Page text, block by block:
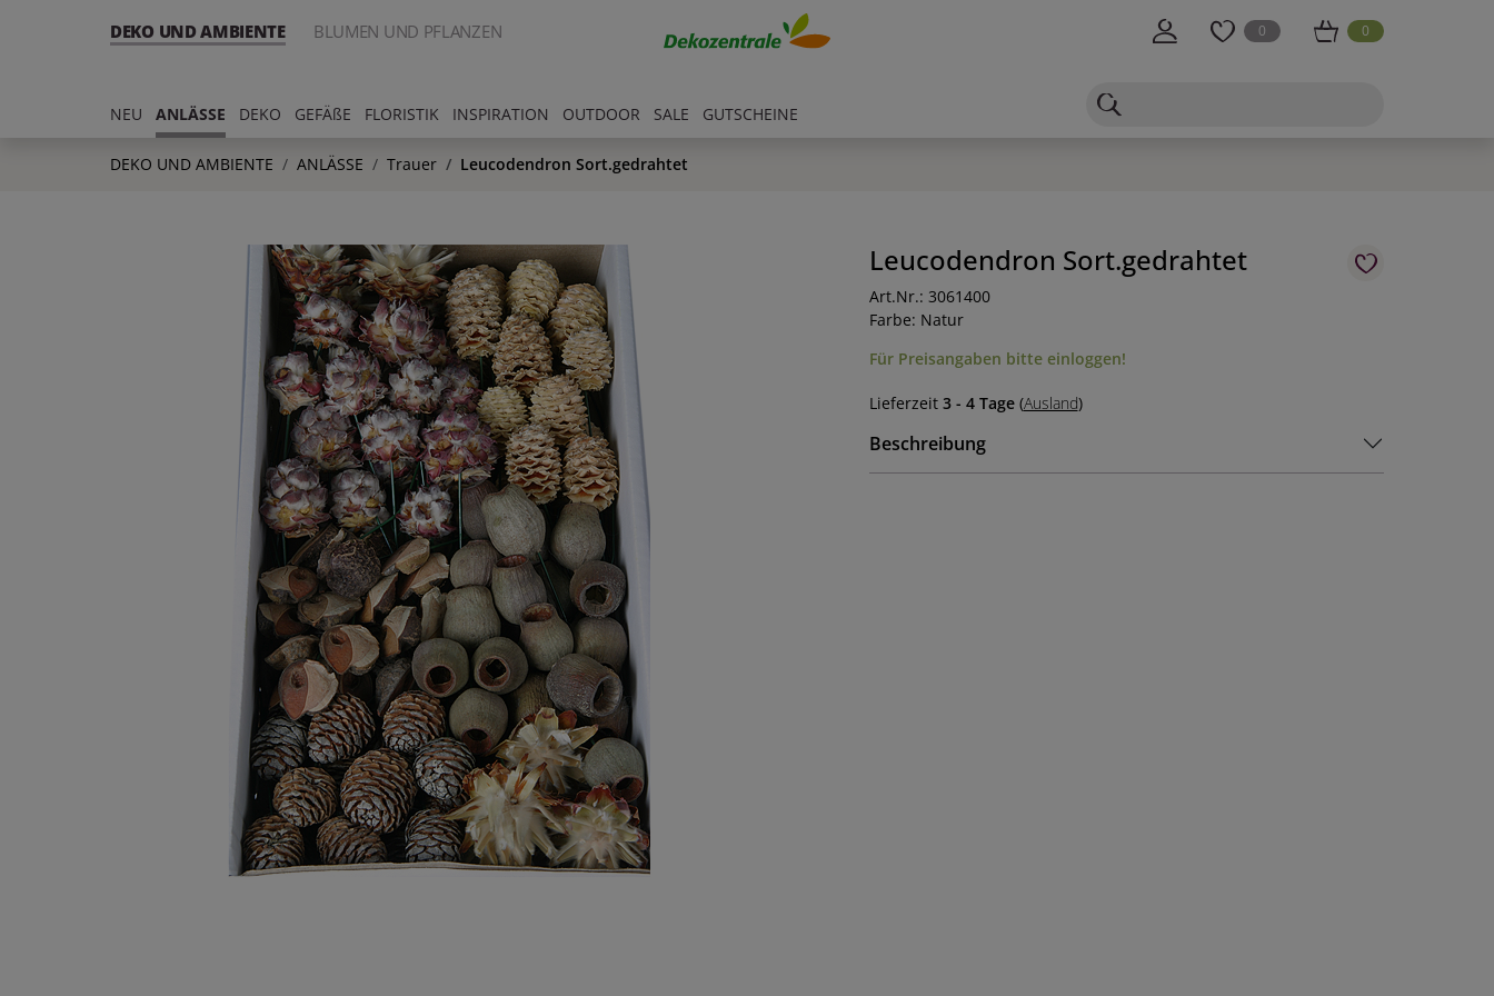
DEKO UND AMBIENTE BLUMEN UND PFLANZEN 0 0
NEU ANLÄSSE DEKO GEFÄßE FLORISTIK INSPIRATION OUTDOOR SALE GUTSCHEINE
DEKO UND AMBIENTE ANLÄSSE Trauer Leucodendron Sort.gedrahtet
Leucodendron Sort.gedrahtet
Art.Nr.: 3061400
Farbe: Natur
Für Preisangaben bitte einloggen!
Lieferzeit 3 - 4 Tage(Ausland)
Beschreibung